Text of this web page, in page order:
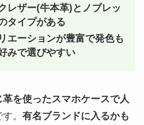
レザー(牛本革)とノブレッ
タイプがある
エーションが豊富で発色も
みで選びやすい
を使ったスマホケースで人
。 有名ブランドに入るかも